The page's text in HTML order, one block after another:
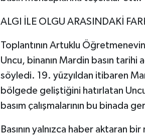
ALGI İLE OLGU ARASINDAKİ
Toplantının Artuklu
Uncu, binanın Mardin basın tarihi
söyledi. 19. yüzyıldan itibaren
bölgede geliştiğini hatırlatan
basım çalışmalarının bu binada
Basının yalnızca haber aktaran